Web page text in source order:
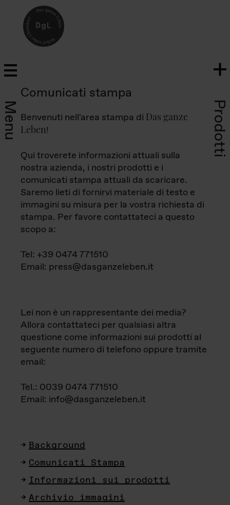
Menu Prodotti
Comunicati stampa
Benvenuti nell'area stampa di Das ganze
Leben!
Qui troverete informazioni attuali sulla
nostra azienda, i nostri prodotti e i
comunicati stampa attuali da scaricare.
Saremo lieti di fornirvi materiale di testo e
immagini su misura per la vostra richiesta di
stampa. Per favore contattateci a questo
scopo a:
Tel: +39 0474 771510
Email: press@dasganzeleben.it
Lei non è un rappresentante dei media?
Allora contattateci per qualsiasi altra
questione come informazioni sui prodotti al
seguente numero di telefono oppure tramite
email:
Tel.: 0039 0474 771510
Email: info@dasganzeleben.it
Background
Comunicati Stampa
Informazioni sui prodotti
Archivio immagini